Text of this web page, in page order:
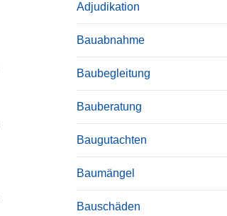
Adjudikation
Bauabnahme
Baubegleitung
Bauberatung
Baugutachten
Baumängel
Bauschäden